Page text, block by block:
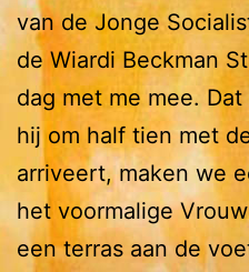
van de Jonge
de Wiardi Beckman
dag met me mee.
hij om half tien met
arriveert, maken we
het voormalige
een terras aan de